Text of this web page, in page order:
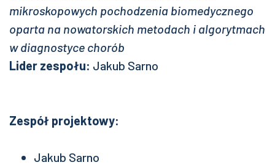
mikroskopowych pochodzenia biomedycznego
oparta na nowatorskich metodach i algorytmach
w diagnostyce chorób
Lider zespołu: Jakub Sarno
Zespół projektowy:
Jakub Sarno